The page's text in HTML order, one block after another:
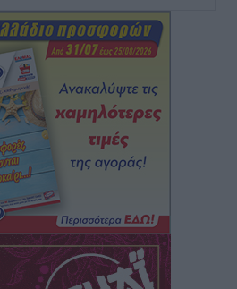
συγγενής κάμπινγκ και
σειρά ετών εφημέριος στον
Παστίδας Μιχαήλ
ώρες
«Ατζέντα 2030» από το βήμα